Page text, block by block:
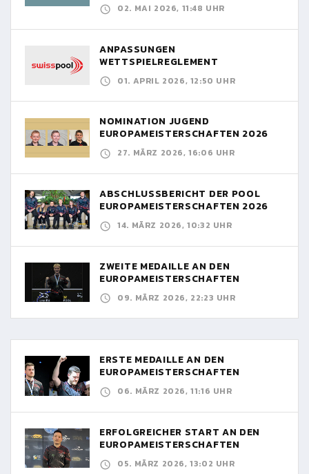
02. MAI 2026, 11:48 UHR
ANPASSUNGEN
WETTSPIELREGLEMENT
01. APRIL 2026, 12:50 UHR
NOMINATION JUGEND
EUROPAMEISTERSCHAFTEN 2026
27. MÄRZ 2026, 16:06 UHR
ABSCHLUSSBERICHT DER POOL
EUROPAMEISTERSCHAFTEN 2026
14. MÄRZ 2026, 10:32 UHR
ZWEITE MEDAILLE AN DEN
EUROPAMEISTERSCHAFTEN
09. MÄRZ 2026, 22:23 UHR
ERSTE MEDAILLE AN DEN
EUROPAMEISTERSCHAFTEN
06. MÄRZ 2026, 11:16 UHR
ERFOLGREICHER START AN DEN
EUROPAMEISTERSCHAFTEN
05. MÄRZ 2026, 13:02 UHR